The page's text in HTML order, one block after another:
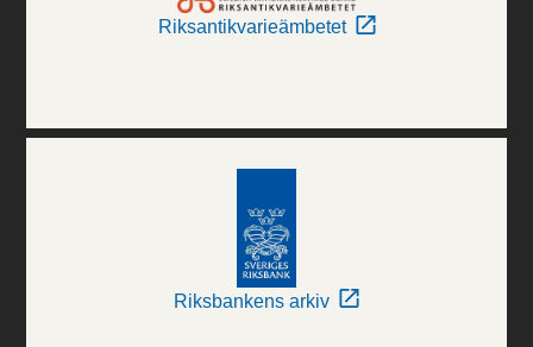
Riksantikvarieämbetet
Riksbankens arkiv